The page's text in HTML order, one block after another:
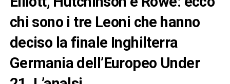
chi sono i tre Leoni che hanno
deciso la finale Inghilterra
Germania dell’Europeo Under